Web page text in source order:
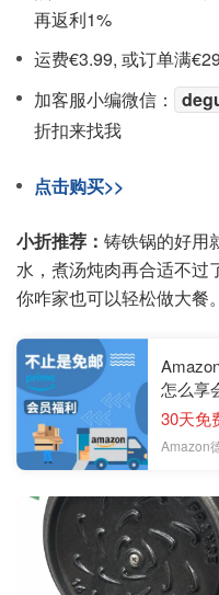
再返利1%
运费€3.99, 或订单满
加客服小编微信：
折扣来找我
点击购买>>
小折推荐： 铸铁锅的好用
水，煮汤炖肉再合适不过
你咋家也可以轻松做大餐。
怎么享
30天免
Amazon